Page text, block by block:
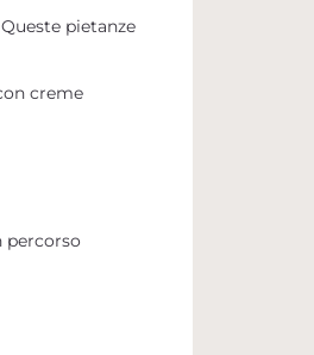
pietanze
creme
percorso